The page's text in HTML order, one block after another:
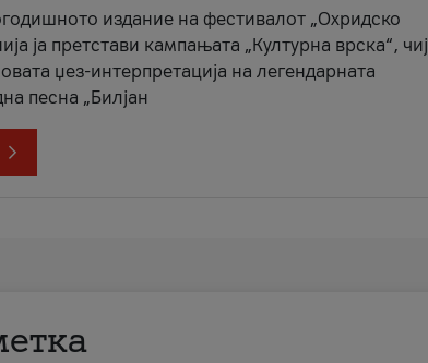
издание на фестивалот „Охридско
ја претстави кампањата „Културна врска“, чиј
џез-интерпретација на легендарната
песна „Билјан